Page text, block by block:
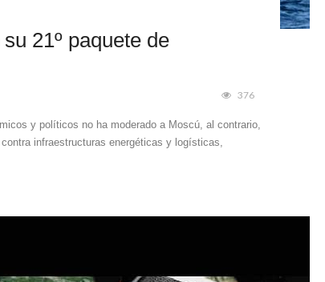
21º paquete de
376
y políticos no ha moderado a Moscú, al contrario,
infraestructuras energéticas y logísticas,